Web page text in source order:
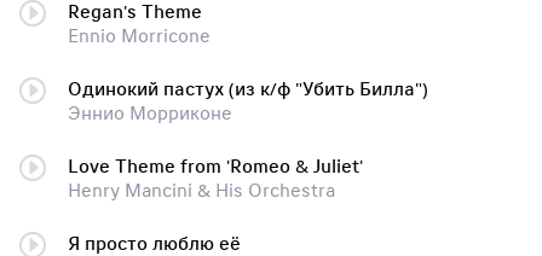
Regan's Theme
Ennio Morricone
Одинокий пастух (из к/ф "Убить Билла")
Эннио Морриконе
Love Theme from 'Romeo & Juliet'
Henry Mancini & His Orchestra
Я просто люблю её